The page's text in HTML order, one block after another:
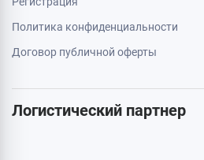
Политика конфиденциальности
Договор публичной оферты
Логистический партнер